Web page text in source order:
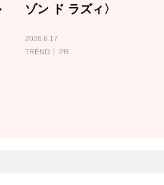
ゾン ド ラズィ〉
2026.6.17
TREND
PR